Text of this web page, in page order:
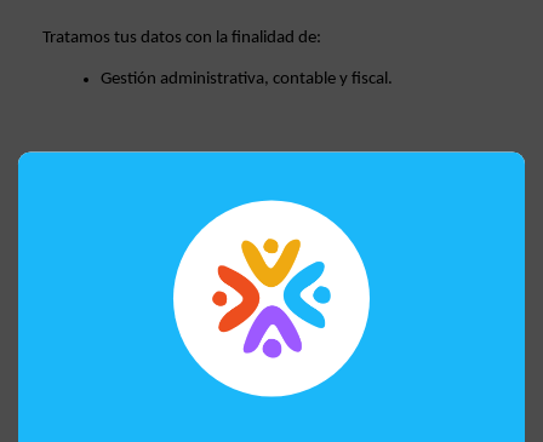
Tratamos tus datos con la finalidad de:
Gestión administrativa, contable y fiscal.
Seguimiento y control de la relación mercantil.
Cumplir las obligaciones legales de las empresas